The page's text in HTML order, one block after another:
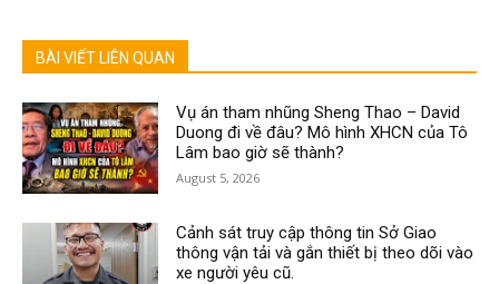
BÀI VIẾT LIÊN QUAN
Vụ án tham nhũng Sheng Thao – David
Duong đi về đâu? Mô hình XHCN của Tô
Lâm bao giờ sẽ thành?
August 5, 2026
Cảnh sát truy cập thông tin Sở Giao
thông vận tải và gắn thiết bị theo dõi vào
xe người yêu cũ.